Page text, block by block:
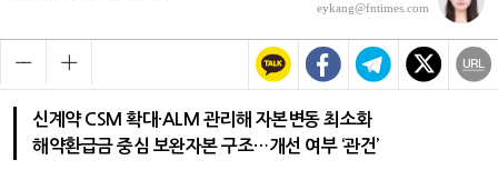
eykang@fntimes.com
신계약 CSM 확대·ALM 관리해 자본변동 최소화
해약환급금 중심 보완자본 구조…개선 여부 ‘관건’